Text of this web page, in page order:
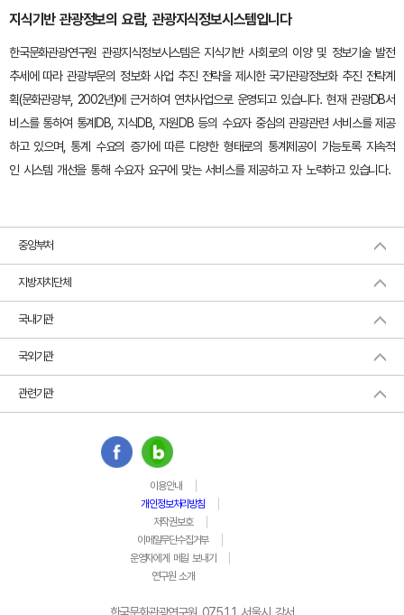
지식기반 관광정보의 요람, 관광지식정보시스템입니다
한국문화관광연구원 관광지식정보시스템은 지식기반 사회로의 이양 및 정보기술 발전
추세에 따라 관광부문의 정보화 사업 추진 전략을 제시한 국가관광정보화 추진 전략계
획(문화관광부, 2002년)에 근거하여 연차사업으로 운영되고 있습니다. 현재 관광DB서
비스를 통하여 통계DB, 지식DB, 자원DB 등의 수요자 중심의 관광관련 서비스를 제공
하고 있으며, 통계 수요의 증가에 따른 다양한 형태로의 통계제공이 가능토록 지속적
인 시스템 개선을 통해 수요자 요구에 맞는 서비스를 제공하고 자 노력하고 있습니다.
중앙부처
지방자치단체
국내기관
국외기관
관련기관
이용안내
개인정보처리방침
저작권보호
이메일무단수집거부
운영자에게 메일 보내기
연구원 소개